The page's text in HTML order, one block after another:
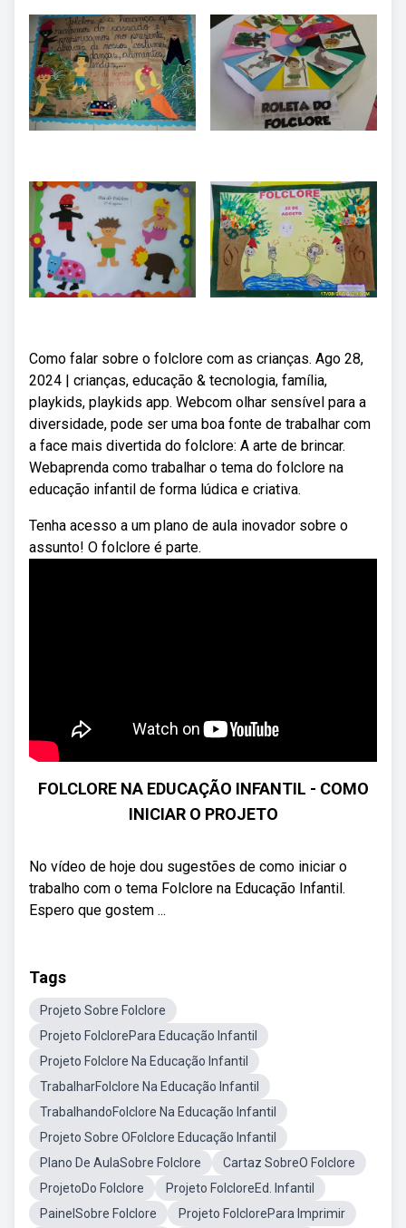
Como falar sobre o folclore com as crianças. Ago 28,
2024 | crianças, educação & tecnologia, família,
playkids, playkids app. Webcom olhar sensível para a
diversidade, pode ser uma boa fonte de trabalhar com
a face mais divertida do folclore: A arte de brincar.
Webaprenda como trabalhar o tema do folclore na
educação infantil de forma lúdica e criativa.
Tenha acesso a um plano de aula inovador sobre o
assunto! O folclore é parte.
FOLCLORE NA EDUCAÇÃO INFANTIL - COMO
INICIAR O PROJETO
No vídeo de hoje dou sugestões de como iniciar o
trabalho com o tema Folclore na Educação Infantil.
Espero que gostem ...
Tags
Projeto Sobre Folclore
Projeto FolclorePara Educação Infantil
Projeto Folclore Na Educação Infantil
TrabalharFolclore Na Educação Infantil
TrabalhandoFolclore Na Educação Infantil
Projeto Sobre OFolclore Educação Infantil
Plano De AulaSobre Folclore
Cartaz SobreO Folclore
ProjetoDo Folclore
Projeto FolcloreEd. Infantil
PainelSobre Folclore
Projeto FolclorePara Imprimir